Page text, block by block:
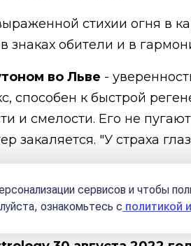
стихии огня в
обители и в
во Льве -
способен к быстрой
и смелости. Его не
закаляется. "У страха
воля, умение ждать,
сервисов и чтобы
ознакомьтесь с политикой